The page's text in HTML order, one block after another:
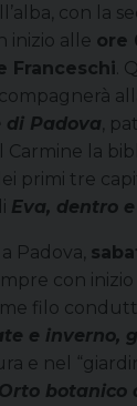
con la
inizio alle ore
Franceschi .
Padova ,
Carmine la
primi tre
Eva, dentro
Padova,
con
filo
e inverno,
e nel
botanico